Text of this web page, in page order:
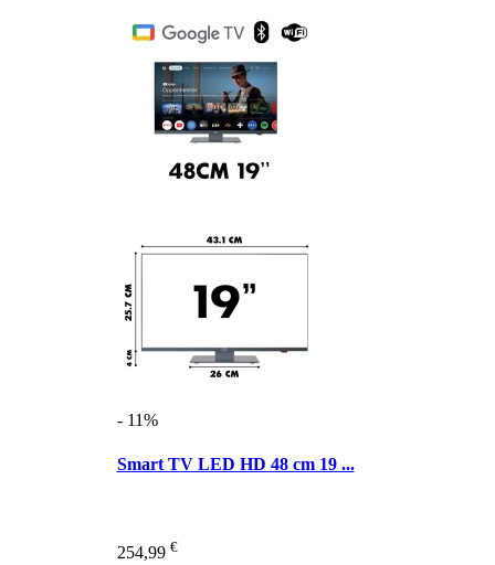
- 11%
Smart TV LED HD 48 cm 19 ...
254,99 €